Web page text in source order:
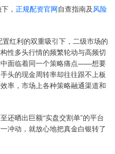
， 正规配资官网自查指南及风险
红利的双重吸引下，二级市场的
性多头行情的频繁轮动与高频切
面临着同一个策略痛点——想要
头的现金周转率却往往跟不上板
率，市场上各种策略融通渠道和
还晒出巨额“实盘交割单”的平台
冲动，就放心地把真金白银转了